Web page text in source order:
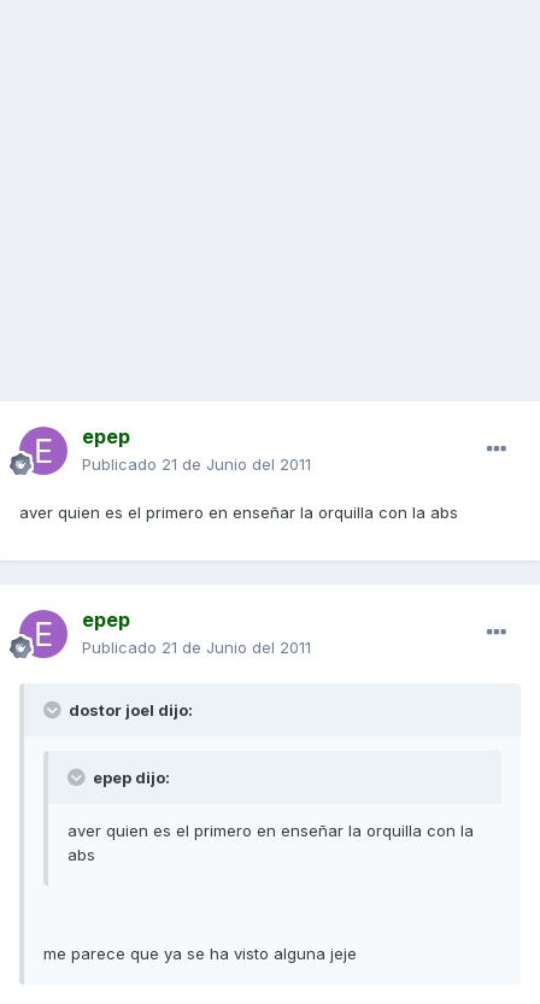
epep
Publicado 21 de Junio del 2011
aver quien es el primero en enseñar la orquilla con la abs
epep
Publicado 21 de Junio del 2011
dostor joel dijo:
epep dijo:
aver quien es el primero en enseñar la orquilla con la
abs
me parece que ya se ha visto alguna jeje